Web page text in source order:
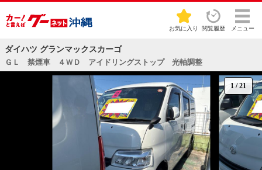
お気に入り 閲覧履歴 メニュー
ダイハツ グランマックスカーゴ
ＧＬ 禁煙車 ４ＷＤ アイドリングストップ 光軸調整
1/21